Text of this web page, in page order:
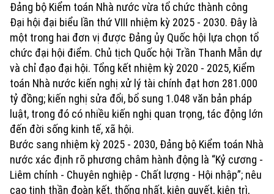
Cafe sáng
Tài chính Ngân hàng
Doanh nghiệp
Nhà đất
Tin tức
Đầu tư
Căn hộ
Đất đai
Kinh nghiệm
Tàu và Xe
Ô tô
Tàu
Xe máy
Thị trường
Đánh giá
Giáo dục
Đảng bộ Kiểm toán Nhà nước vừa tổ chức thành công
Đại hội đại biểu lần thứ VIII nhiệm kỳ 2025 - 2030. Đây là
một trong hai đơn vị được Đảng ủy Quốc hội lựa chọn tổ
chức đại hội điểm. Chủ tịch Quốc hội Trần Thanh Mẫn dự
và chỉ đạo đại hội. Tổng kết nhiệm kỳ 2020 - 2025, Kiểm
toán Nhà nước kiến nghị xử lý tài chính đạt hơn 281.000
tỷ đồng; kiến nghị sửa đổi, bổ sung 1.048 văn bản pháp
luật, trong đó có nhiều kiến nghị quan trọng, tác động lớn
đến đời sống kinh tế, xã hội.
Bước sang nhiệm kỳ 2025 - 2030, Đảng bộ Kiểm toán Nhà
nước xác định rõ phương châm hành động là “Kỷ cương -
Liêm chính - Chuyên nghiệp - Chất lượng - Hội nhập”; nêu
cao tinh thần đoàn kết, thống nhất, kiên quyết, kiên trì,